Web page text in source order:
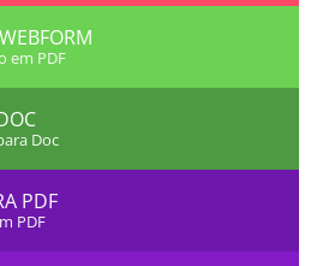
em PDF
Doc
PDF
PDF